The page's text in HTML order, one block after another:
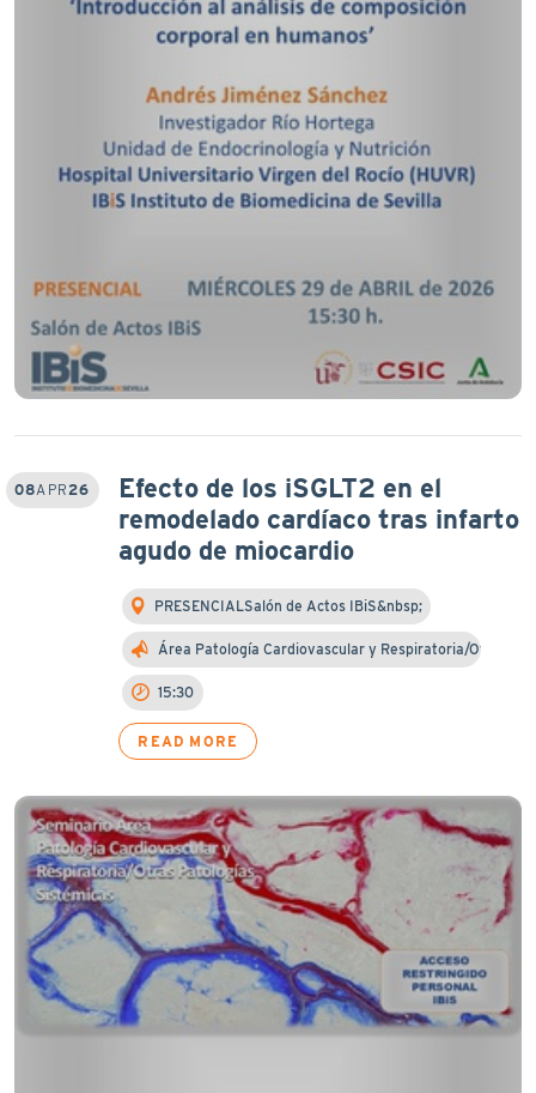
08APR26
Efecto de los iSGLT2 en el
remodelado cardíaco tras infarto
agudo de miocardio
PRESENCIALSalón de Actos IBiS&nbsp;
Área Patología Cardiovascular y Respiratoria/Otra…
15:30
READ MORE